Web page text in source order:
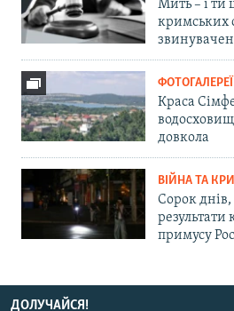
Мить – і ти
кримських
ФОТОГАЛЕРЕЇ
Краса
довкола
ВІЙНА ТА
Сорок
результати
примусу
ДОЛУЧАЙСЯ!